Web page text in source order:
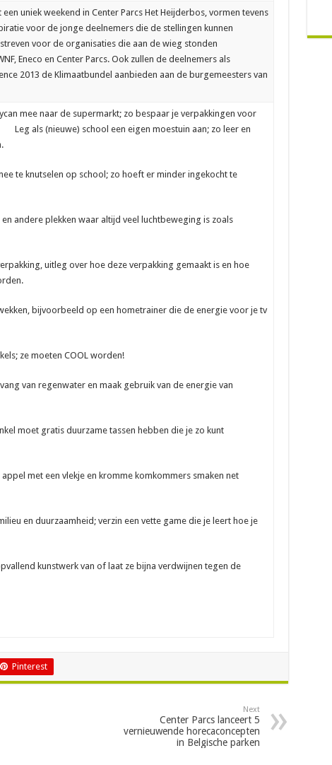
uniek weekend in Center Parcs Het Heijderbos, vormen tevens
voor de jonge deelnemers die de stellingen kunnen
voor de organisaties die aan de wieg stonden
Eneco en Center Parcs. Ook zullen de deelnemers als
2013 de Klimaatbundel aanbieden aan de burgemeesters van
mee naar de supermarkt; zo bespaar je verpakkingen voor
als (nieuwe) school een eigen moestuin aan; zo leer en
te knutselen op school; zo hoeft er minder ingekocht te
andere plekken waar altijd veel luchtbeweging is zoals
uitleg over hoe deze verpakking gemaakt is en hoe
bijvoorbeeld op een hometrainer die de energie voor je tv
ze moeten COOL worden!
van regenwater en maak gebruik van de energie van
moet gratis duurzame tassen hebben die je zo kunt
met een vlekje en kromme komkommers smaken net
en duurzaamheid; verzin een vette game die je leert hoe je
kunstwerk van of laat ze bijna verdwijnen tegen de
Pinterest
Next
Center Parcs lanceert 5
vernieuwende horecaconcepten
in Belgische parken